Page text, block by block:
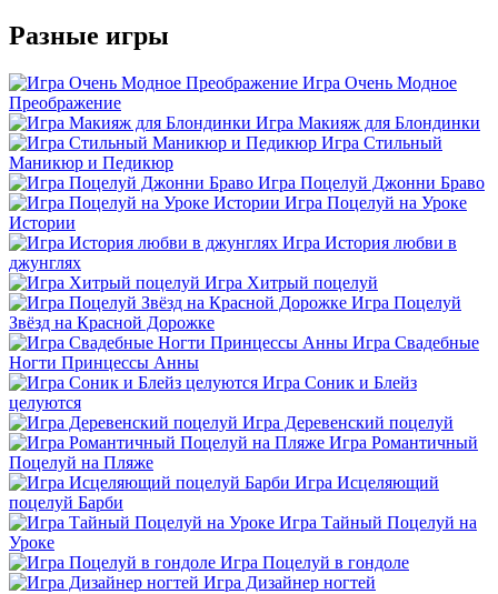
Разные игры
Игра Очень Модное
Преображение
Игра Макияж для Блондинки
Игра Стильный
Маникюр и Педикюр
Игра Поцелуй Джонни Браво
Игра Поцелуй на Уроке
Истории
Игра История любви в
джунглях
Игра Хитрый поцелуй
Игра Поцелуй
Звёзд на Красной Дорожке
Игра Свадебные
Ногти Принцессы Анны
Игра Соник и Блейз
целуются
Игра Деревенский поцелуй
Игра Романтичный
Поцелуй на Пляже
Игра Исцеляющий
поцелуй Барби
Игра Тайный Поцелуй на
Уроке
Игра Поцелуй в гондоле
Игра Дизайнер ногтей